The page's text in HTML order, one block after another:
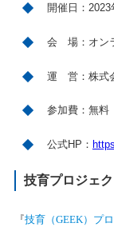
開催日：2023
会 場：オン
運 営：株式
参加費：無料
公式HP：
技育プロジェ
『技育（GEEK）プ